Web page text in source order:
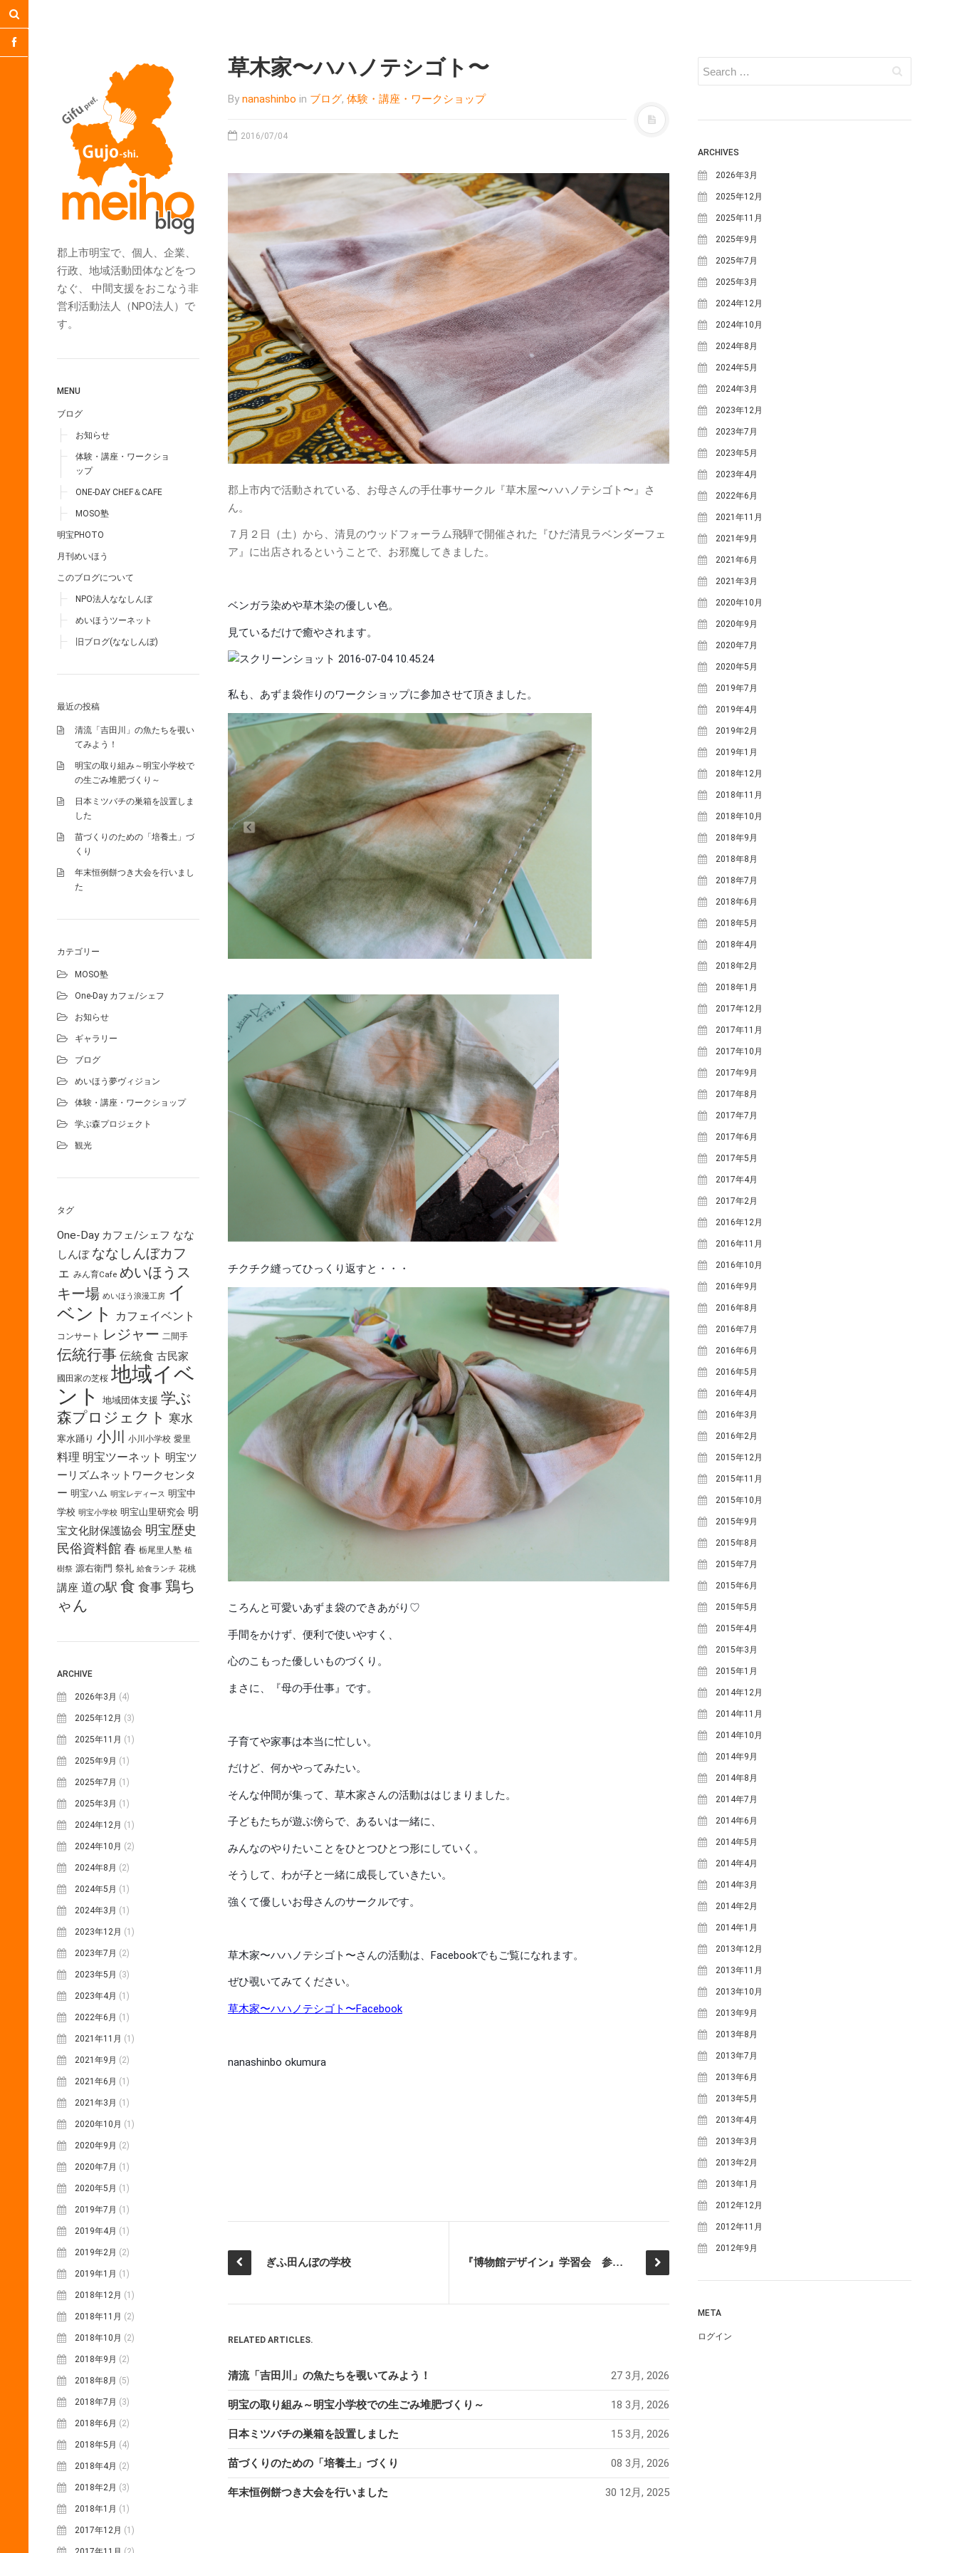
郡上市明宝で、個人、企業、
行政、地域活動団体などをつ
なぐ、 中間支援をおこなう非
営利活動法人（NPO法人）で
す。
MENU
ブログ
お知らせ
体験・講座・ワークショ
ップ
ONE-DAY CHEF＆CAFE
MOSO塾
明宝PHOTO
月刊めいほう
このブログについて
NPO法人ななしんぼ
めいほうツーネット
旧ブログ(ななしんぼ)
最近の投稿
清流「吉田川」の魚たちを覗い
てみよう！
明宝の取り組み～明宝小学校で
の生ごみ堆肥づくり～
日本ミツバチの巣箱を設置しま
した
苗づくりのための「培養土」づ
くり
年末恒例餅つき大会を行いまし
た
カテゴリー
MOSO塾
One-Day カフェ/シェフ
お知らせ
ギャラリー
ブログ
めいほう夢ヴィジョン
体験・講座・ワークショップ
学ぶ森プロジェクト
観光
タグ
One-Day カフェ/シェフ なな
しんぼ ななしんぼカフ
ェ みん育Cafe めいほうス
キー場 めいほう浪漫工房 イ
ベント
カフェイベント
コンサート レジャー 二間手
伝統行事 伝統食 古民家
國田家の芝桜 地域イベ
ント
地域団体支援 学ぶ
森プロジェクト 寒水
寒水踊り 小川 小川小学校 愛里
料理 明宝ツーネット 明宝ツ
ーリズムネットワークセンタ
ー 明宝ハム 明宝レディース 明宝中
学校 明宝小学校 明宝山里研究会 明
宝文化財保護協会 明宝歴史
民俗資料館 春 栃尾里人塾 植
樹祭 源右衛門 祭礼 給食ランチ 花桃
講座 道の駅 食 食事 鶏ち
ゃん
ARCHIVE
2026年3月 (4)
2025年12月 (3)
2025年11月 (1)
2025年9月 (1)
2025年7月 (1)
2025年3月 (1)
2024年12月 (1)
2024年10月 (2)
2024年8月 (2)
2024年5月 (1)
2024年3月 (1)
2023年12月 (1)
2023年7月 (2)
2023年5月 (3)
2023年4月 (1)
2022年6月 (1)
2021年11月 (1)
2021年9月 (2)
2021年6月 (1)
2021年3月 (1)
2020年10月 (1)
2020年9月 (2)
2020年7月 (1)
2020年5月 (1)
2019年7月 (1)
2019年4月 (1)
2019年2月 (2)
2019年1月 (1)
2018年12月 (1)
2018年11月 (2)
2018年10月 (2)
2018年9月 (2)
2018年8月 (5)
2018年7月 (3)
2018年6月 (2)
2018年5月 (4)
2018年4月 (2)
2018年2月 (3)
2018年1月 (1)
2017年12月 (1)
草木家〜ハハノテシゴト〜
By nanashinbo in ブログ, 体験・講座・ワークショップ
2016/07/04
郡上市内で活動されている、お母さんの手仕事サークル『草木屋〜ハハノテシゴト〜』さ
ん。
７月２日（土）から、清見のウッドフォーラム飛騨で開催された『ひだ清見ラベンダーフェ
ア』に出店されるということで、お邪魔してきました。
ベンガラ染めや草木染の優しい色。
見ているだけで癒やされます。
私も、あずま袋作りのワークショップに参加させて頂きました。
チクチク縫ってひっくり返すと・・・
ころんと可愛いあずま袋のできあがり♡
手間をかけず、便利で使いやすく、
心のこもった優しいものづくり。
まさに、『母の手仕事』です。
子育てや家事は本当に忙しい。
だけど、何かやってみたい。
そんな仲間が集って、草木家さんの活動ははじまりました。
子どもたちが遊ぶ傍らで、あるいは一緒に、
みんなのやりたいことをひとつひとつ形にしていく。
そうして、わが子と一緒に成長していきたい。
強くて優しいお母さんのサークルです。
草木家〜ハハノテシゴト〜さんの活動は、Facebookでもご覧になれます。
ぜひ覗いてみてください。
草木家〜ハハノテシゴト〜Facebook
nanashinbo okumura
ぎふ田んぼの学校 『博物館デザイン』学習会 参加者募集
RELATED ARTICLES.
清流「吉田川」の魚たちを覗いてみよう！ 27 3月, 2026
明宝の取り組み～明宝小学校での生ごみ堆肥づくり～ 18 3月, 2026
日本ミツバチの巣箱を設置しました 15 3月, 2026
苗づくりのための「培養土」づくり 08 3月, 2026
年末恒例餅つき大会を行いました 30 12月, 2025
ARCHIVES
2026年3月
2025年12月
2025年11月
2025年9月
2025年7月
2025年3月
2024年12月
2024年10月
2024年8月
2024年5月
2024年3月
2023年12月
2023年7月
2023年5月
2023年4月
2022年6月
2021年11月
2021年9月
2021年6月
2021年3月
2020年10月
2020年9月
2020年7月
2020年5月
2019年7月
2019年4月
2019年2月
2019年1月
2018年12月
2018年11月
2018年10月
2018年9月
2018年8月
2018年7月
2018年6月
2018年5月
2018年4月
2018年2月
2018年1月
2017年12月
2017年11月
2017年10月
2017年9月
2017年8月
2017年7月
2017年6月
2017年5月
2017年4月
2017年2月
2016年12月
2016年11月
2016年10月
2016年9月
2016年8月
2016年7月
2016年6月
2016年5月
2016年4月
2016年3月
2016年2月
2015年12月
2015年11月
2015年10月
2015年9月
2015年8月
2015年7月
2015年6月
2015年5月
2015年4月
2015年3月
2015年1月
2014年12月
2014年11月
2014年10月
2014年9月
2014年8月
2014年7月
2014年6月
2014年5月
2014年4月
2014年3月
2014年2月
2014年1月
2013年12月
2013年11月
2013年10月
2013年9月
2013年8月
2013年7月
2013年6月
2013年5月
2013年4月
2013年3月
2013年2月
2013年1月
2012年12月
2012年11月
2012年9月
META
ログイン